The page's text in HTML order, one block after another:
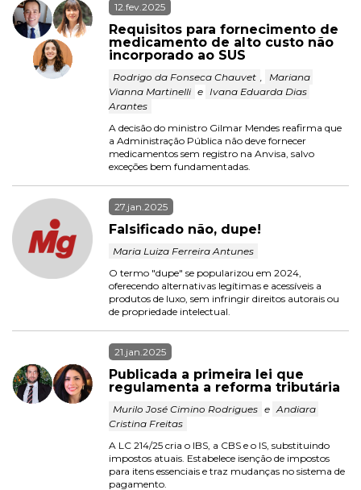
12.fev.2025
Requisitos para fornecimento de
medicamento de alto custo não
incorporado ao SUS
Rodrigo da Fonseca Chauvet , Mariana
Vianna Martinelli e Ivana Eduarda Dias
Arantes
A decisão do ministro Gilmar Mendes reafirma que
a Administração Pública não deve fornecer
medicamentos sem registro na Anvisa, salvo
exceções bem fundamentadas.
27.jan.2025
Falsificado não, dupe!
Maria Luiza Ferreira Antunes
O termo "dupe" se popularizou em 2024,
oferecendo alternativas legítimas e acessíveis a
produtos de luxo, sem infringir direitos autorais ou
de propriedade intelectual.
21.jan.2025
Publicada a primeira lei que
regulamenta a reforma tributária
Murilo José Cimino Rodrigues e Andiara
Cristina Freitas
A LC 214/25 cria o IBS, a CBS e o IS, substituindo
impostos atuais. Estabelece isenção de impostos
para itens essenciais e traz mudanças no sistema de
pagamento.